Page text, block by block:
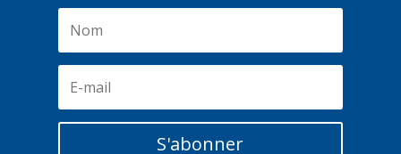
S'abonner